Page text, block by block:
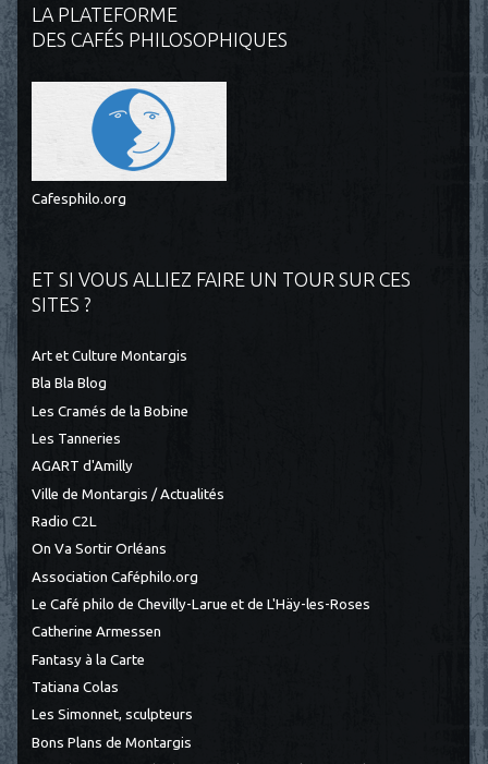
LA PLATEFORME
DES CAFÉS PHILOSOPHIQUES
Cafesphilo.org
ET SI VOUS ALLIEZ FAIRE UN TOUR SUR CES
SITES ?
Art et Culture Montargis
Bla Bla Blog
Les Cramés de la Bobine
Les Tanneries
AGART d'Amilly
Ville de Montargis / Actualités
Radio C2L
On Va Sortir Orléans
Association Caféphilo.org
Le Café philo de Chevilly-Larue et de L'Häy-les-Roses
Catherine Armessen
Fantasy à la Carte
Tatiana Colas
Les Simonnet, sculpteurs
Bons Plans de Montargis